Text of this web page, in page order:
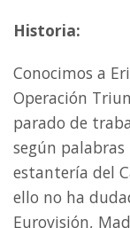
Historia:
Conocimos a
Operación
parado de
según
estantería del
ello no ha
Eurovisión,